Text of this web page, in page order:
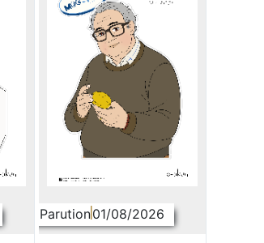
Parution01/08/2026